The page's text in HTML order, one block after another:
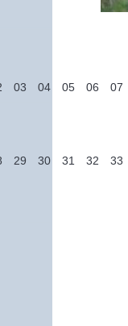
03 04 05 06 07
29 30 31 32 33